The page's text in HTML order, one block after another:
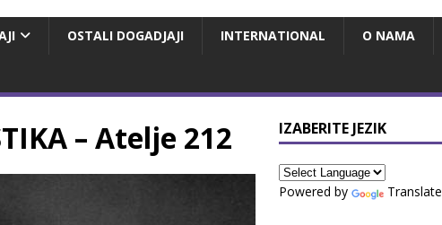
OSTALI DOGADJAJI INTERNATIONAL O NAMA
– Atelje 212 IZABERITE JEZIK
Powered by Translate